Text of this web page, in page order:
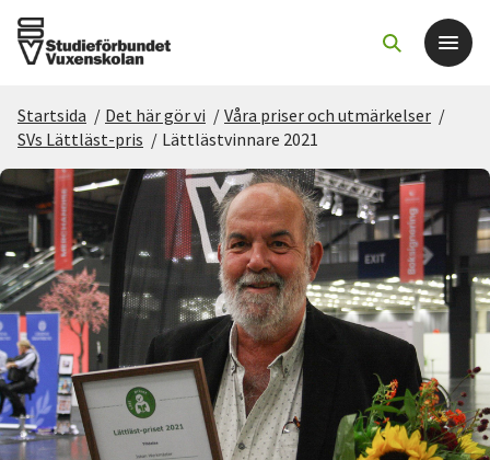
Det här gör vi
För dig som
Sök kurser och evenemang
Om SV
Starta studiecirkel
Cirkelledare
Startsida / Det här gör vi / Våra priser och utmärkelser /
SVs Lättläst-pris / Lättlästvinnare 2021